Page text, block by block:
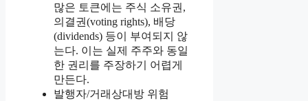
많은 토큰에는 주식 소유권,
의결권(voting rights), 배당
(dividends) 등이 부여되지 않
는다. 이는 실제 주주와 동일
한 권리를 주장하기 어렵게
만든다.
발행자/거래상대방 위험